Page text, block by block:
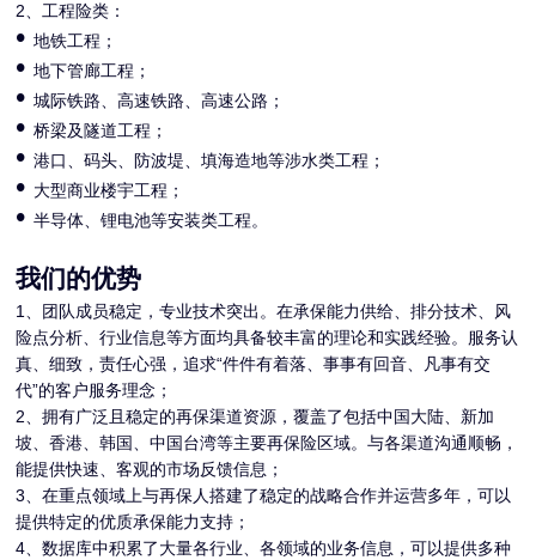
2、工程险类：
•地铁工程；
•地下管廊工程；
•城际铁路、高速铁路、高速公路；
•桥梁及隧道工程；
•港口、码头、防波堤、填海造地等涉水类工程；
• 大型商业楼宇工程；
•半导体、锂电池等安装类工程。
我们的优势
1、团队成员稳定，专业技术突出。在承保能力供给、排分技术、风
险点分析、行业信息等方面均具备较丰富的理论和实践经验。服务认
真、细致，责任心强，追求“件件有着落、事事有回音、凡事有交
代”的客户服务理念；
2、拥有广泛且稳定的再保渠道资源，覆盖了包括中国大陆、新加
坡、香港、韩国、中国台湾等主要再保险区域。与各渠道沟通顺畅，
能提供快速、客观的市场反馈信息；
3、在重点领域上与再保人搭建了稳定的战略合作并运营多年，可以
提供特定的优质承保能力支持；
4、数据库中积累了大量各行业、各领域的业务信息，可以提供多种